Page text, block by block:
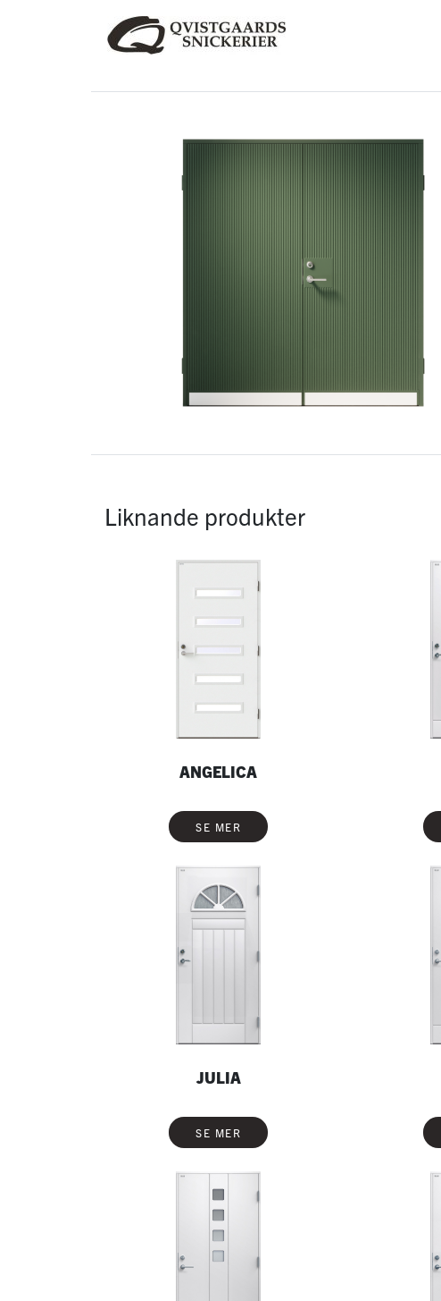
Liknande produkter
ANGELICA
SE MER
JULIA
SE MER